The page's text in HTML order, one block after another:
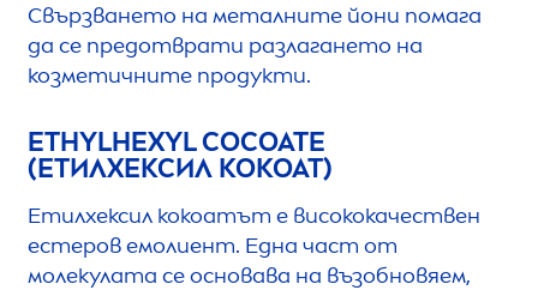
Свързването на металните йони помага
да се предотврати разлагането на
козметичните продукти.
ETHYLHEXYL COCOATE
(ЕТИЛХЕКСИЛ КОКОАТ)
Етилхексил кокоатът е висококачествен
естеров емолиент. Една част от
молекулата се основава на възобновяем,